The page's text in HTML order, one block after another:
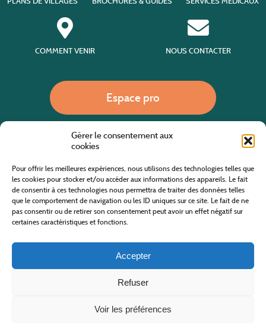
Gérer le consentement aux
cookies
Pour offrir les meilleures expériences, nous utilisons des technologies telles que
les cookies pour stocker et/ou accéder aux informations des appareils. Le fait
de consentir à ces technologies nous permettra de traiter des données telles
que le comportement de navigation ou les ID uniques sur ce site. Le fait de ne
pas consentir ou de retirer son consentement peut avoir un effet négatif sur
certaines caractéristiques et fonctions.
Accepter
Refuser
Voir les préférences
COMMENT VENIR NOUS CONTACTER
Espace pro
Site internet cofinancé par le fonds européen agricole pour le développement rural
L'Europe investit dans les zones rurales
Office de Tourisme des Cévennes au Mont Lozère